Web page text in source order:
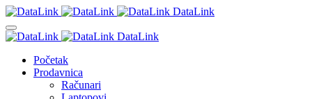
DataLink
DataLink
Početak
Prodavnica
Računari